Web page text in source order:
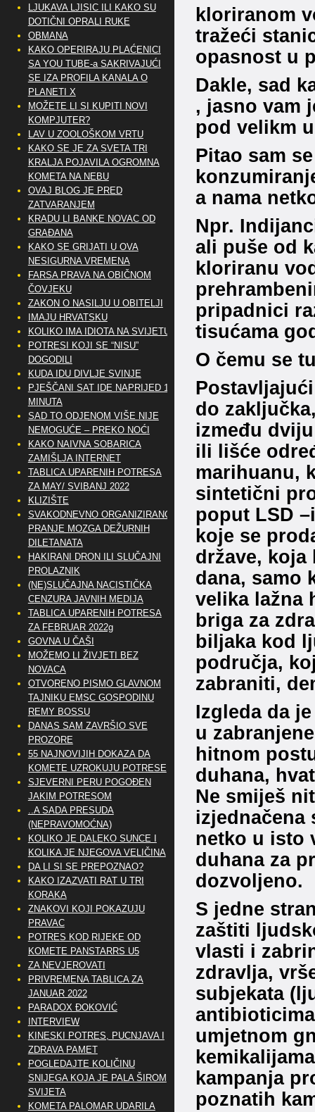
kloriranom
tražeći
opasnost u
Dakle, sad
, jasno vam
pod velikm
Pitao sam
a nama
Npr.
ali puše od
kloriranu
pripadnici
tisućama
O čemu se
do
između
ili lišće
marihuanu,
sintetični
poput LSD
koje se
države,
dana, samo
velika lažna
briga za
biljaka kod
područja,
zabraniti,
Izgleda da
u
hitnom
duhana,
Ne smiješ
izjednačena
netko u isto
duhana za
dozvoljeno.
S jedne
zaštiti
vlasti i
zdravlja,
subjekata
umjetnom
kampanja
poznatih
LJUKAVA LJISIC ILI KAKO SU
DOTIČNI OPRALI RUKE
OBMANA
KAKO OPERIRAJU PLAĆENICI
SA YOU TUBE-a SAKRIVAJUĆI
SE IZA PROFILA KANALA O
PLANETI X
MOŽETE LI SI KUPITI NOVI
KOMPJUTER?
LAV U ZOOLOŠKOM VRTU
KAKO SE JE ZA SVETA TRI
KRALJA POJAVILA OGROMNA
KOMETA NA NEBU
OVAJ BLOG JE PRED
ZATVARANJEM
KRADU LI BANKE NOVAC OD
GRAĐANA
KAKO SE GRIJATI U OVA
NESIGURNA VREMENA
FARSA PRAVA NA OBIČNOM
ČOVJEKU
ZAKON O NASILJU U OBITELJI
IMAJU HRVATSKU
KOLIKO IMA IDIOTA NA SVIJETU?
POTRESI KOJI SE “NISU”
DOGODILI
KUDA IDU DIVLJE SVINJE
PJEŠČANI SAT IDE NAPRIJED 10
MINUTA
SAD TO ODJENOM VIŠE NIJE
NEMOGUĆE – PREKO NOĆI
KAKO NAIVNA SOBARICA
ZAMIŠLJA INTERNET
TABLICA UPARENIH POTRESA
ZA MAY/ SVIBANJ 2022
KLIZIŠTE
SVAKODNEVNO ORGANIZIRANO
PRANJE MOZGA DEŽURNIH
DILETANATA
HAKIRANI DRON ILI SLUČAJNI
PROLAZNIK
(NE)SLUČAJNA NACISTIČKA
CENZURA JAVNIH MEDIJA
TABLICA UPARENIH POTRESA
ZA FEBRUAR 2022g
GOVNA U ČAŠI
MOŽEMO LI ŽIVJETI BEZ
NOVACA
OTVORENO PISMO GLAVNOM
TAJNIKU EMSC GOSPODINU
REMY BOSSU
DANAS SAM ZAVRŠIO SVE
PROZORE
55 NAJNOVIJIH DOKAZA DA
KOMETE UZROKUJU POTRESE
SJEVERNI PERU POGOĐEN
JAKIM POTRESOM
..A SADA PRESUDA
(NEPRAVOMOĆNA)
KOLIKO JE DALEKO SUNCE I
KOLIKA JE NJEGOVA VELIČINA
DA LI SI SE PREPOZNAO?
KAKO IZAZVATI RAT U TRI
KORAKA
ZNAKOVI KOJI POKAZUJU
PRAVAC
POTRES KOD RIJEKE OD
KOMETE PANSTARRS U5
ZA NEVJEROVATI
PRIVREMENA TABLICA ZA
JANUAR 2022
PARADOX ĐOKOVIĆ
INTERVIEW
KINESKI POTRES, PUCNJAVA I
ZDRAVA PAMET
POGLEDAJTE KOLIČINU
SNIJEGA KOJA JE PALA ŠIROM
SVIJETA
KOMETA PALOMAR UDARILA